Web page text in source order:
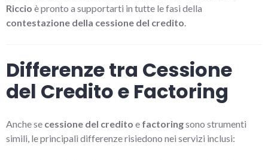
Riccio è pronto a supportarti in tutte le fasi della
contestazione della cessione del credito.
Differenze tra Cessione
del Credito e Factoring
Anche se cessione del credito e factoringsono strumenti
simili, le principali differenze risiedono nei servizi inclusi: